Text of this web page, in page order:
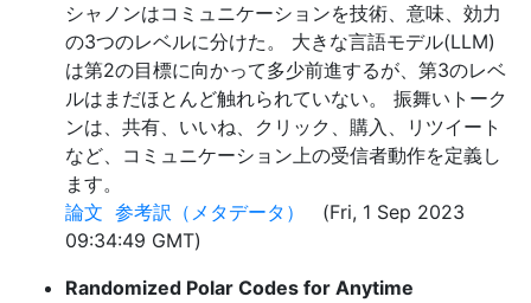
シャノンはコミュニケーションを技術、意味、効力
の3つのレベルに分けた。 大きな言語モデル(LLM)
は第2の目標に向かって多少前進するが、第3のレベ
ルはまだほとんど触れられていない。 振舞いトーク
ンは、共有、いいね、クリック、購入、リツイート
など、コミュニケーション上の受信者動作を定義し
ます。
論文 参考訳（メタデータ）
(Fri, 1 Sep 2023
09:34:49 GMT)
Randomized Polar Codes for Anytime